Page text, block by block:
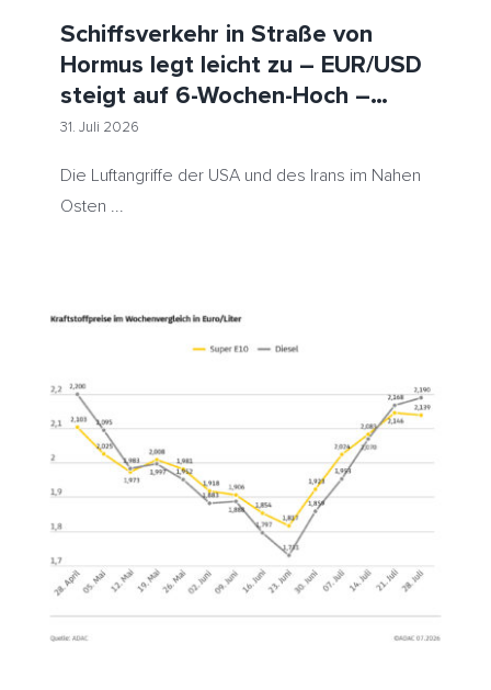
Schiffsverkehr in Straße von
Hormus legt leicht zu – EUR/USD
steigt auf 6-Wochen-Hoch –
Heizöl günstiger erwartet
31. Juli 2026
Die Luftangriffe der USA und des Irans im Nahen
Osten ...
Benzin im Wochenvergleich nur geringfügig billiger,
Diesel erneut teurer – Rohölpreis im gleichen Zeitraum
gesunken – ADAC Auswertung: Kraftstoffpreise weiter
deutlich zu hoch
HeizölNews